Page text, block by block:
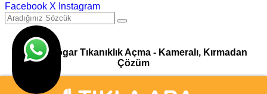
Facebook X Instagram
Pimaş Logar Tıkanıklık Açma - Kameralı, Kırmadan
Çözüm
© Su Tesisatı & Tıkanıklık Açma Hizmetleri I Tasarım